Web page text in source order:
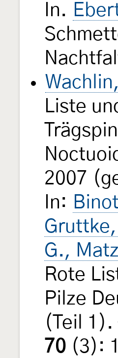
In.
Liste
2007
In:
G.,
Rote
Pilze
(Teil
70 (3):